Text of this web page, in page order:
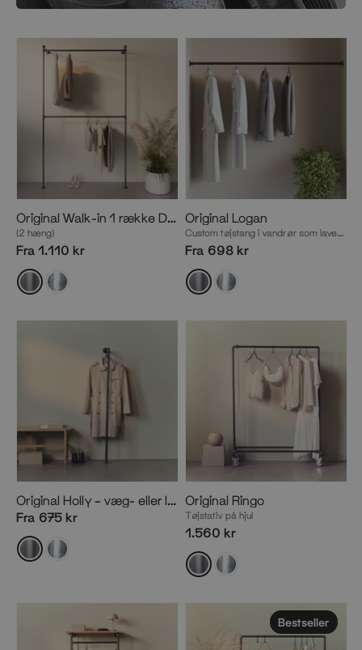
Original Walk-in 1 række Dobbelt Tøjstativ
(2 hæng)
Fra 1.110 kr
Original Logan
Custom tøjstang i vandrør som laves på mål mellem 2 vægge
Fra 698 kr
Original Holly – væg- eller loftmonteret tøjstativ i rå vandrør
Fra 675 kr
Original Ringo
Tøjstativ på hjul
1.560 kr
Bestseller